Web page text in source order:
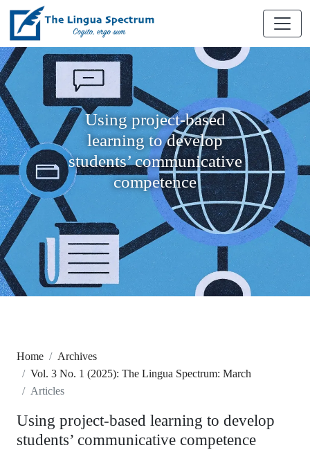
Using project-based
learning to develop
students’ communicative
competence
Home
Archives
Vol. 3 No. 1 (2025): The Lingua Spectrum: March
Articles
Using project-based learning to develop
students’ communicative competence